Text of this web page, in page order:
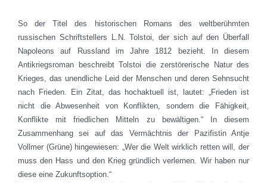
So der Titel des historischen Romans des weltberühmten
russischen Schriftstellers L.N. Tolstoi, der sich auf den Überfall
Napoleons auf Russland im Jahre 1812 bezieht. In diesem
Antikriegsroman beschreibt Tolstoi die zerstörerische Natur des
Krieges, das unendliche Leid der Menschen und deren Sehnsucht
nach Frieden. Ein Zitat, das hochaktuell ist, lautet: „Frieden ist
nicht die Abwesenheit von Konflikten, sondern die Fähigkeit,
Konflikte mit friedlichen Mitteln zu bewältigen.“ In diesem
Zusammenhang sei auf das Vermächtnis der Pazifistin Antje
Vollmer (Grüne) hingewiesen: „Wer die Welt wirklich retten will, der
muss den Hass und den Krieg gründlich verlernen. Wir haben nur
diese eine Zukunftsoption.“